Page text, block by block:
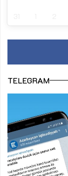
TELEGRAM